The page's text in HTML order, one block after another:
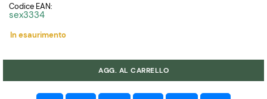
Codice EAN:
sex3334
In esaurimento
AGG. AL CARRELLO